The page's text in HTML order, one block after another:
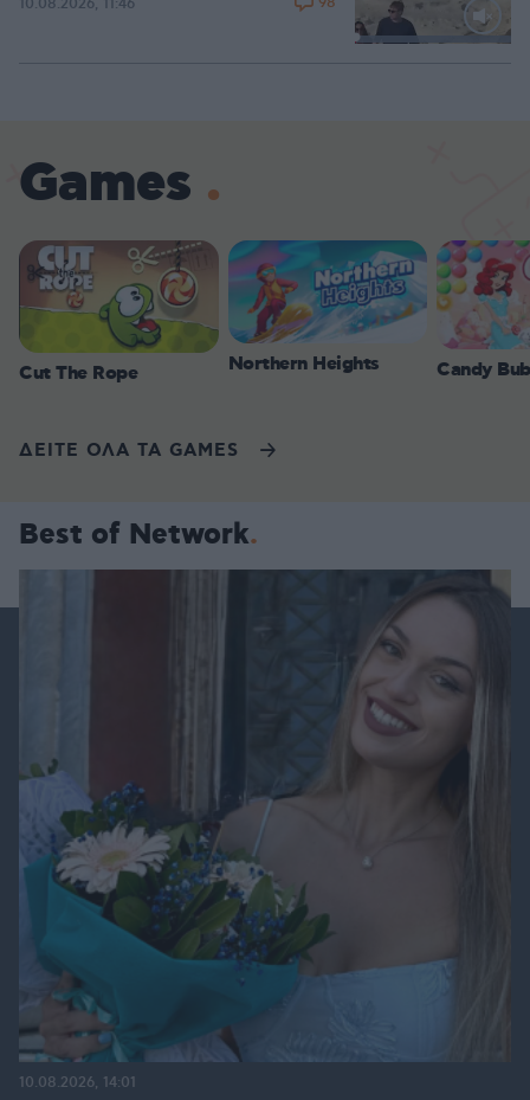
Loaded
10.08.2026, 11:46
Games
Cut The Rope Northern Heights Candy
ΔΕΙΤΕ ΟΛΑ ΤΑ GAMES
Best of Network
10.08.2026, 14:01